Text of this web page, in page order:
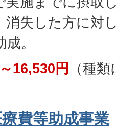
消失した方に対
。
16,530円
（種
費等助成事業